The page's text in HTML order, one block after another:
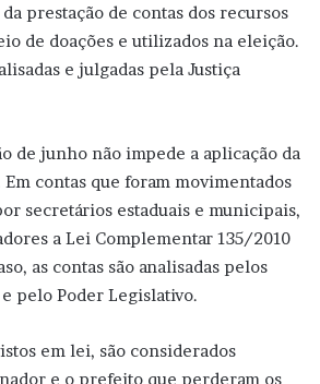
prestação de contas dos recursos
de doações e utilizados na eleição.
e julgadas pela Justiça
de junho não impede a aplicação da
contas que foram movimentados
secretários estaduais e municipais,
a Lei Complementar 135/2010
as contas são analisadas pelos
pelo Poder Legislativo.
em lei, são considerados
e o prefeito que perderam os